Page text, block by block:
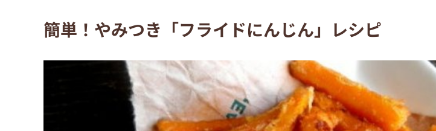
簡単！やみつき「フライドにんじん」レシピ